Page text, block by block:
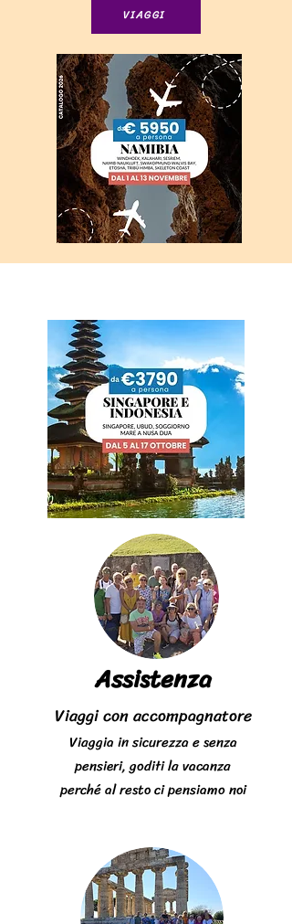
VIAGGI
Assistenza
Viaggi con accompagnatore
Viaggia in sicurezza e senza
pensieri, goditi la vacanza
perché al resto ci pensiamo noi